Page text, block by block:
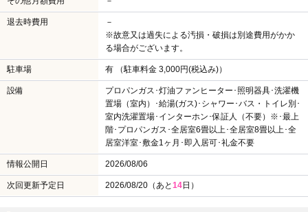
退去時費用
－
※故意又は過失による汚損・破損は別途費用がかか
る場合がございます。
駐車場 有 （駐車料金 3,000円(税込み)）
設備
プロパンガス･灯油ファンヒーター･照明器具･洗濯機
置場（室内）･給湯(ガス)･シャワー･バス・トイレ別･
室内洗濯置場･インターホン･保証人（不要）※･最上
階･プロパンガス･全居室6畳以上･全居室8畳以上･全
居室洋室･敷金1ヶ月･即入居可･礼金不要
情報公開日 2026/08/06
次回更新予定日 2026/08/20（あと14日）